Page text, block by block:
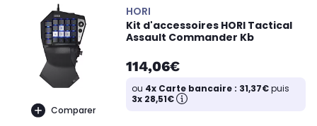
Comparer
HORI
Kit d'accessoires HORI Tactical
Assault Commander Kb
114,06€
ou 4x Carte bancaire : 31,37€puis
3x 28,51€